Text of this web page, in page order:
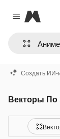
Close menu
Magnific
Создать ИИ-
Векторы По